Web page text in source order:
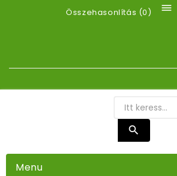

Összehasonlítás (0)
Menu